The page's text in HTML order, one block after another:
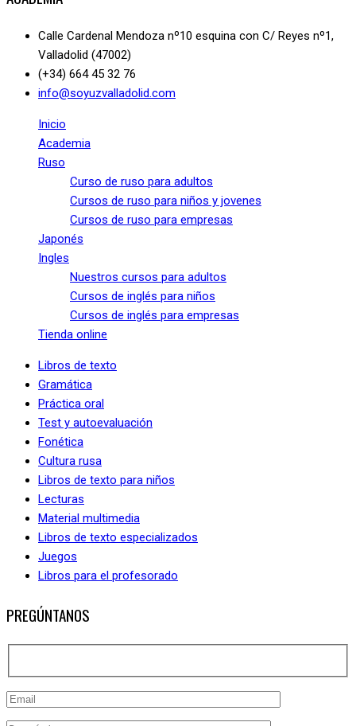
Calle Cardenal Mendoza nº10 esquina con C/ Reyes nº1,
Valladolid (47002)
(+34) 664 45 32 76
info@soyuzvalladolid.com
Inicio
Academia
Ruso
Curso de ruso para adultos
Cursos de ruso para niños y jovenes
Cursos de ruso para empresas
Japonés
Ingles
Nuestros cursos para adultos
Cursos de inglés para niños
Cursos de inglés para empresas
Tienda online
Libros de texto
Gramática
Práctica oral
Test y autoevaluación
Fonética
Cultura rusa
Libros de texto para niños
Lecturas
Material multimedia
Libros de texto especializados
Juegos
Libros para el profesorado
PREGÚNTANOS